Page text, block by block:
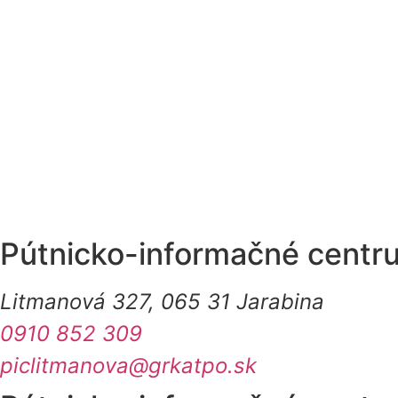
Pútnicko-informačné
Litmanová 327, 065 31 Jarabina
0910 852 309
piclitmanova@grkatpo.sk